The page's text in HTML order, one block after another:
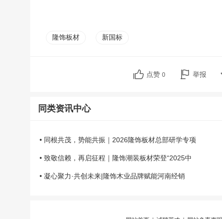
隆饰板材 新国标
点赞 0 举报
同类资讯中心
• 同根共茂，势能共振｜2026隆饰板材总部研学专项
• 致敬信赖，再启征程｜隆饰潮装板材荣登“2025中
• 凝心聚力·共创未来|隆饰木业品牌赋能河南经销